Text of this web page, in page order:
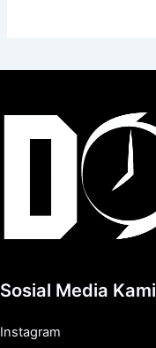
Sosial Media Kami
Instagram